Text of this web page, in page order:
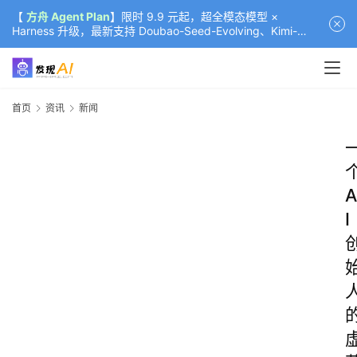
【 方舟 Agent Plan】限时 9.9 元起，超全模态模型 ×
Harness 升级，最新支持 Doubao-Seed-Evolving、Kimi-
K3（部分）、GLM-5.2
首页 资讯 新闻
A
I